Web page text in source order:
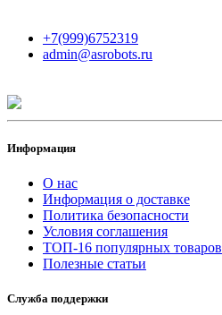
+7(999)6752319
admin@asrobots.ru
Информация
О нас
Информация о доставке
Политика безопасности
Условия соглашения
ТОП-16 популярных товаров
Полезные статьи
Служба поддержки